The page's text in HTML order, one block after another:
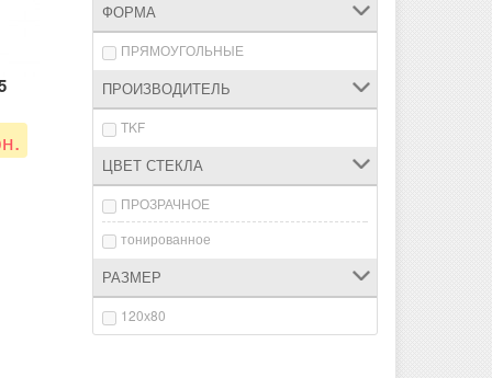
ФОРМА
ПРЯМОУГОЛЬНЫЕ
ПРОИЗВОДИТЕЛЬ
TKF
ЦВЕТ СТЕКЛА
ПРОЗРАЧНОЕ
тонированное
РАЗМЕР
120х80